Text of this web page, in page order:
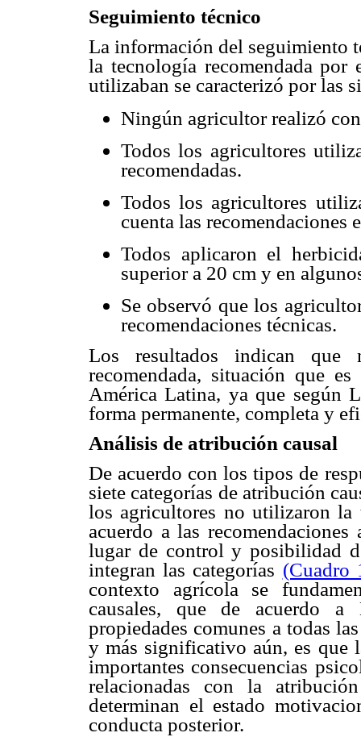
Seguimiento técnico
La información del seguimiento
la tecnología recomendada
utilizaban se caracterizó por las
Ningún agricultor realizó
Todos los agricultores
recomendadas.
Todos los agricultores
cuenta las
Todos aplicaron el
superior a 20 cm y en
Se observó que los
recomendaciones técnicas.
Los resultados indican que
recomendada, situación que
América Latina, ya que según
forma permanente, completa y
Análisis de atribución causal
De acuerdo con los tipos de
siete categorías de atribución
los agricultores no utilizaron la
acuerdo a las
lugar de control y posibilidad
integran las categorías (Cuadro
contexto agrícola se
causales, que de acuerdo
propiedades comunes a todas
y más significativo aún, es que
importantes consecuencias
relacionadas con la
determinan el estado
conducta posterior.